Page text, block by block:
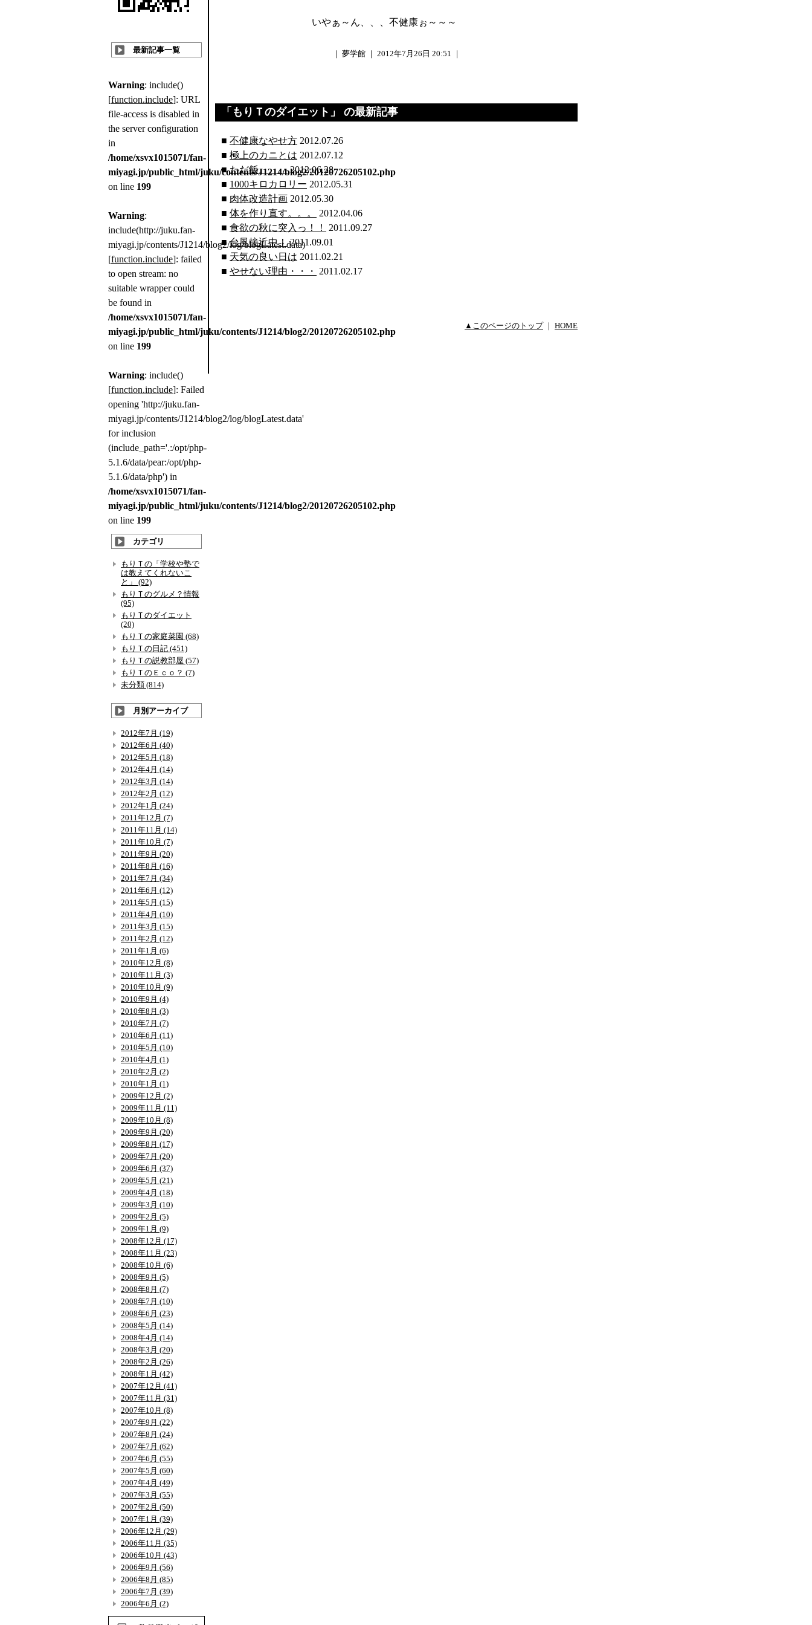
いやぁ～ん、、、不健康ぉ～～～
｜ 夢学館 ｜ 2012年7月26日 20:51 ｜
「 もりＴのダイエット 」 の最新記事
■ 不健康なやせ方 2012.07.26
■ 極上のカニとは 2012.07.12
■ただ飯。。。2012.06.28
■ 1000キロカロリー 2012.05.31
■ 肉体改造計画 2012.05.30
■ 体を作り直す。。。
2012.04.06
■ 食欲の秋に突入っ！！
2011.09.27
■台風接近中！2011.09.01
■ 天気の良い日は 2011.02.21
■ やせない理由・・・ 2011.02.17
▲このページのトップ｜ HOME
最新記事一覧
Warning: include()
[function.include]: URL
file-access is disabled in
the server configuration
in
/home/xsvx1015071/fan-
miyagi.jp/public_html/juku/contents/J1214/blog2/20120726205102.php
on line 199
Warning:
include(http://juku.fan-
miyagi.jp/contents/J1214/blog2/log/blogLatest.data)
[function.include]: failed
to open stream: no
suitable wrapper could
be found in
/home/xsvx1015071/fan-
miyagi.jp/public_html/juku/contents/J1214/blog2/20120726205102.php
on line 199
Warning: include()
[function.include]: Failed
opening 'http://juku.fan-
miyagi.jp/contents/J1214/blog2/log/blogLatest.data'
for inclusion
(include_path='.:/opt/php-
5.1.6/data/pear:/opt/php-
5.1.6/data/php') in
/home/xsvx1015071/fan-
miyagi.jp/public_html/juku/contents/J1214/blog2/20120726205102.php
on line 199
カテゴリ
もりＴの「学校や塾で
は教えてくれないこ
と」 (92)
もりＴのグルメ？情報
(95)
もりＴのダイエット
(20)
もりＴの家庭菜園 (68)
もりＴの日記 (451)
もりＴの説教部屋 (57)
もりＴのＥｃｏ？ (7)
未分類 (814)
月別アーカイブ
2012年7月 (19)
2012年6月 (40)
2012年5月 (18)
2012年4月 (14)
2012年3月 (14)
2012年2月 (12)
2012年1月 (24)
2011年12月 (7)
2011年11月 (14)
2011年10月 (7)
2011年9月 (20)
2011年8月 (16)
2011年7月 (34)
2011年6月 (12)
2011年5月 (15)
2011年4月 (10)
2011年3月 (15)
2011年2月 (12)
2011年1月 (6)
2010年12月 (8)
2010年11月 (3)
2010年10月 (9)
2010年9月 (4)
2010年8月 (3)
2010年7月 (7)
2010年6月 (11)
2010年5月 (10)
2010年4月 (1)
2010年2月 (2)
2010年1月 (1)
2009年12月 (2)
2009年11月 (11)
2009年10月 (8)
2009年9月 (20)
2009年8月 (17)
2009年7月 (20)
2009年6月 (37)
2009年5月 (21)
2009年4月 (18)
2009年3月 (10)
2009年2月 (5)
2009年1月 (9)
2008年12月 (17)
2008年11月 (23)
2008年10月 (6)
2008年9月 (5)
2008年8月 (7)
2008年7月 (10)
2008年6月 (23)
2008年5月 (14)
2008年4月 (14)
2008年3月 (20)
2008年2月 (26)
2008年1月 (42)
2007年12月 (41)
2007年11月 (31)
2007年10月 (8)
2007年9月 (22)
2007年8月 (24)
2007年7月 (62)
2007年6月 (55)
2007年5月 (60)
2007年4月 (49)
2007年3月 (55)
2007年2月 (50)
2007年1月 (39)
2006年12月 (29)
2006年11月 (35)
2006年10月 (43)
2006年9月 (56)
2006年8月 (85)
2006年7月 (39)
2006年6月 (2)